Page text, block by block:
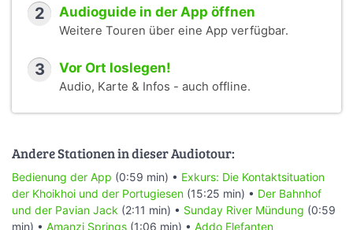
2 Audioguide in der App öffnen
Weitere Touren über eine App verfügbar.
3 Vor Ort loslegen!
Audio, Karte & Infos - auch offline.
Andere Stationen in dieser Audiotour:
Bedienung der App (0:59 min) • Exkurs: Die Kontaktsituation
der Khoikhoi und der Portugiesen (15:25 min) • Der Bahnhof
und der Pavian Jack (2:11 min) • Sunday River Mündung (0:59
min) • Amanzi Springs (1:06 min) • Addo Elefanten